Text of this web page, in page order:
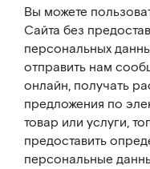
Вы можете
Сайта без
персональных
отправить нам
онлайн, получать
предложения по
товар или услуги,
предоставить
персональные